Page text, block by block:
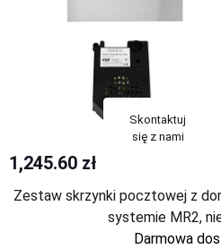
Skontaktuj
się z nami
1,245.60 zł
Zestaw skrzynki pocztowej z
systemie MR2,
Darmowa